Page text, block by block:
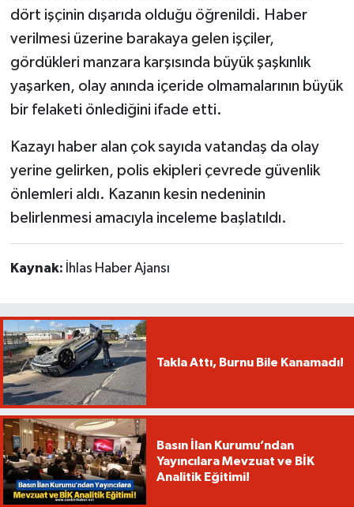
dört işçinin dışarıda olduğu öğrenildi. Haber
verilmesi üzerine barakaya gelen işçiler,
gördükleri manzara karşısında büyük şaşkınlık
yaşarken, olay anında içeride olmamalarının büyük
bir felaketi önlediğini ifade etti.
Kazayı haber alan çok sayıda vatandaş da olay
yerine gelirken, polis ekipleri çevrede güvenlik
önlemleri aldı. Kazanın kesin nedeninin
belirlenmesi amacıyla inceleme başlatıldı.
Kaynak: İhlas Haber Ajansı
Takla Attı, Burnu Bile Kanamadı!
Basın İlan Kurumu’ndan
Yayıncılara Mevzuat ve BİK
Analitik Eğitimi!